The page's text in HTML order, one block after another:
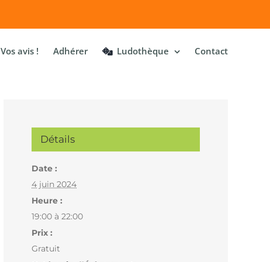
Vos avis ! Adhérer Ludothèque Contact
Détails
Date :
4 juin 2024
Heure :
19:00 à 22:00
Prix :
Gratuit